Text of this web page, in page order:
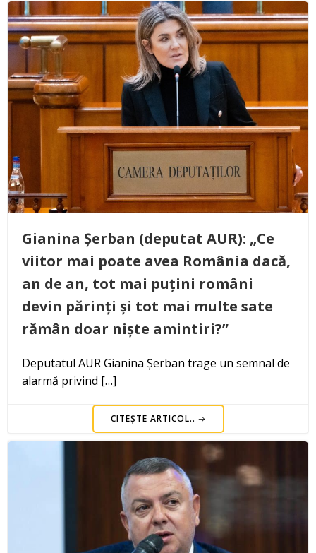
Gianina Șerban (deputat AUR): „Ce
viitor mai poate avea România dacă,
an de an, tot mai puțini români
devin părinți și tot mai multe sate
rămân doar niște amintiri?”
Deputatul AUR Gianina Șerban trage un semnal de
alarmă privind […]
CITEȘTE ARTICOL..